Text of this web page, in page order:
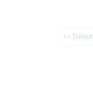
«« Début